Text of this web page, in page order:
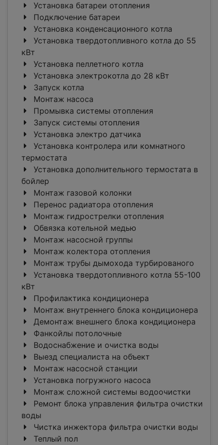
Установка батареи отопления
Подключение батареи
Установка конденсационного котла
Установка твердотопливного котла до 55
кВт
Установка пеллетного котла
Установка электрокотла до 28 кВт
Запуск котла
Монтаж насоса
Промывка системы отопления
Запуск системы отопления
Установка электро датчика
Установка контролера или комнатного
термостата
Установка дополнительного термостата в
бойлер
Монтаж газовой колонки
Перенос радиатора отопления
Монтаж гидрострелки отопления
Обвязка котельной медью
Монтаж насосной группы
Монтаж колектора отопления
Монтаж трубы дымохода турбированого
Установка твердотопливного котла 55-100
кВт
Профилактика кондиционера
Монтаж внутреннего блока кондиционера
Демонтаж внешнего блока кондиционера
Фанкойлы потолочные
Водоснабжение и очистка воды
Выезд специалиста на объект
Монтаж насосной станции
Установка погружного насоса
Монтаж сложной системы водоочистки
Ремонт блока управления фильтра очистки
воды
Чистка инжектора фильтра очистки воды
Теплый пол